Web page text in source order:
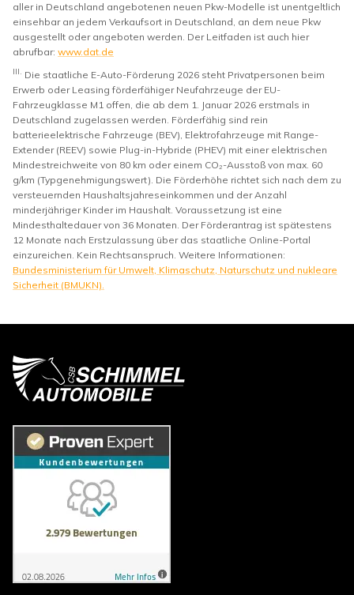
aller in Deutschland angebotenen neuen Pkw-Modelle ist unentgeltlich
einsehbar an jedem Verkaufsort in Deutschland, an dem neue Pkw
ausgestellt oder angeboten werden. Der Leitfaden ist auch hier
abrufbar: www.dat.de
III. Die staatliche E-Auto-Förderung 2026 steht Privatpersonen beim
Erwerb oder Leasing förderfähiger Neufahrzeuge der EU-
Fahrzeugklasse M1 offen, die ab dem 1. Januar 2026 erstmals in
Deutschland zugelassen werden. Förderfähig sind rein
batterieelektrische Fahrzeuge (BEV), Elektrofahrzeuge mit Range-
Extender (REEV) sowie Plug-in-Hybride (PHEV) mit einer elektrischen
Mindestreichweite von 80 km oder einem CO₂-Ausstoß von max. 60
g/km (Typgenehmigungswert). Die Förderhöhe richtet sich nach dem zu
versteuernden Haushaltsjahreseinkommen und der Anzahl
minderjähriger Kinder im Haushalt. Voraussetzung ist eine
Mindesthaltedauer von 36 Monaten. Der Förderantrag ist spätestens
12 Monate nach Erstzulassung über das staatliche Online-Portal
einzureichen. Kein Rechtsanspruch. Weitere Informationen:
Bundesministerium für Umwelt, Klimaschutz, Naturschutz und nukleare
Sicherheit (BMUKN).